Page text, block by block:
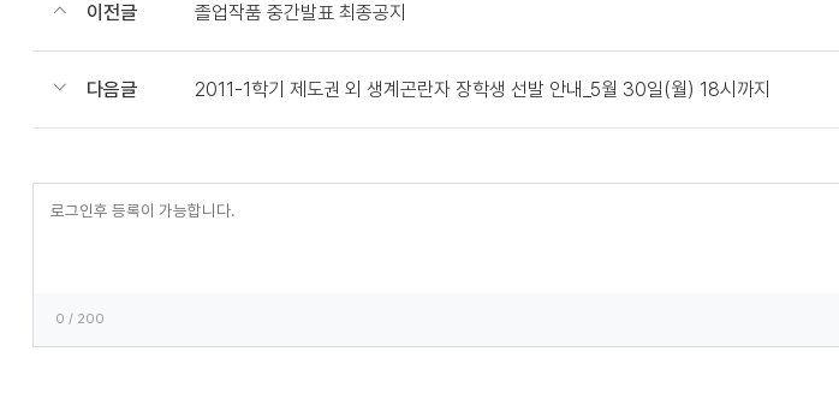
이전글 졸업작품 중간발표 최종공지
다음글 2011-1학기 제도권 외 생계곤란자 장학생 선발 안내_5월 30일(월) 18시까지
0 / 200